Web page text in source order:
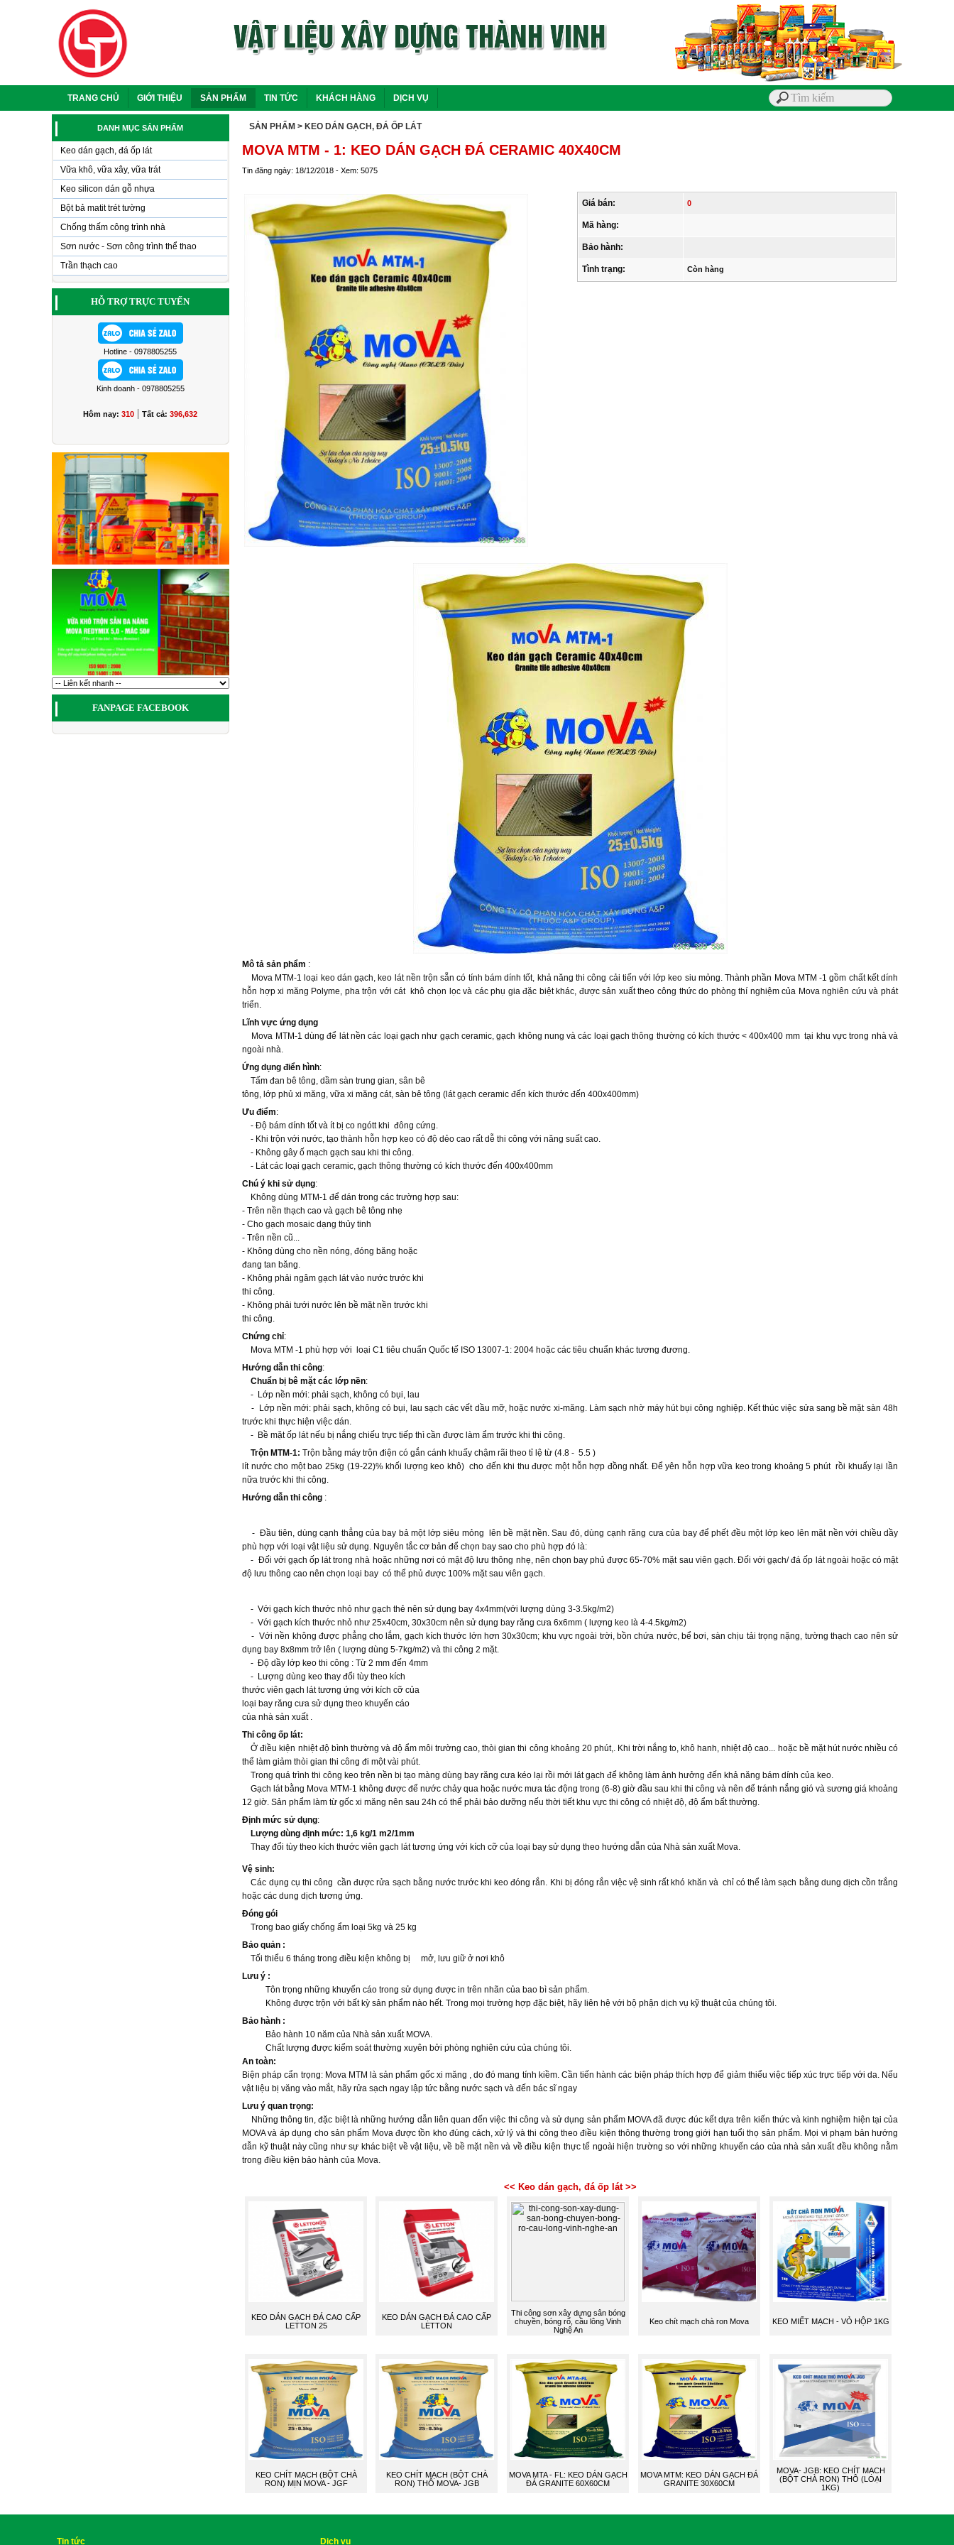
TRANG CHỦ GIỚI THIỆU SẢN PHẨM TIN TỨC KHÁCH HÀNG DỊCH VỤ
DANH MỤC SẢN PHẨM
Keo dán gạch, đá ốp lát
Vữa khô, vữa xây, vữa trát
Keo silicon dán gỗ nhựa
Bột bả matit trét tường
Chống thấm công trình nhà
Sơn nước - Sơn công trình thể thao
Trần thạch cao
HỖ TRỢ TRỰC TUYẾN
Hotline - 0978805255
Kinh doanh - 0978805255
Hôm nay: 310 | Tất cả: 396,632
FANPAGE FACEBOOK
SẢN PHẨM > KEO DÁN GẠCH, ĐÁ ỐP LÁT
MOVA MTM - 1: KEO DÁN GẠCH ĐÁ CERAMIC 40X40CM
Tin đăng ngày: 18/12/2018 - Xem: 5075
Giá bán: 0
Mã hàng:
Bảo hành:
Tình trạng: Còn hàng
Mô tả sản phẩm :
Mova MTM-1 loại keo dán gạch, keo lát nền trộn sẵn có tính bám dính tốt, khả năng thi công cải tiến với lớp keo siu mỏng. Thành phần Mova MTM -1 gồm chất kết dính
hỗn hợp xi măng Polyme, pha trộn với cát khô chọn lọc và các phụ gia đặc biệt khác, được sản xuất theo công thức do phòng thí nghiệm của Mova nghiên cứu và phát
triển.
Lĩnh vực ứng dụng
Mova MTM-1 dùng để lát nền các loại gạch như gạch ceramic, gạch không nung và các loại gạch thông thường có kích thước < 400x400 mm tại khu vực trong nhà và
ngoài nhà.
Ứng dụng điển hình:
Tấm đan bê tông, dầm sàn trung gian, sân bê
tông, lớp phủ xi măng, vữa xi măng cát, sàn bê tông (lát gạch ceramic đến kích thước đến 400x400mm)
Ưu điểm:
- Độ bám dính tốt và ít bị co ngótt khi đông cứng.
- Khi trộn với nước, tạo thành hỗn hợp keo có độ dẻo cao rất dễ thi công với năng suất cao.
- Không gây ố mạch gạch sau khi thi công.
- Lát các loại gạch ceramic, gạch thông thường có kích thước đến 400x400mm
Chú ý khi sử dụng:
Không dùng MTM-1 để dán trong các trường hợp sau:
- Trên nền thạch cao và gạch bê tông nhẹ
- Cho gạch mosaic dạng thủy tinh
- Trên nền cũ...
- Không dùng cho nền nóng, đóng băng hoặc
đang tan băng.
- Không phải ngâm gạch lát vào nước trước khi
thi công.
- Không phải tưới nước lên bề mặt nền trước khi
thi công.
Chứng chỉ:
Mova MTM -1 phù hợp với loại C1 tiêu chuẩn Quốc tế ISO 13007-1: 2004 hoặc các tiêu chuẩn khác tương đương.
Hướng dẫn thi công:
Chuẩn bị bê mặt các lớp nền:
- Lớp nền mới: phải sạch, không có bụi, lau
- Lớp nền mới: phải sạch, không có bụi, lau sạch các vết dầu mỡ, hoặc nước xi-măng. Làm sạch nhờ máy hút bụi công nghiệp. Kết thúc việc sửa sang bề mặt sàn 48h
trước khi thực hiện việc dán.
- Bề mặt ốp lát nếu bị nắng chiếu trực tiếp thì cần được làm ẩm trước khi thi công.
Trộn MTM-1: Trộn bằng máy trộn điện có gắn cánh khuấy chậm rãi theo tỉ lệ từ (4.8 - 5.5 )
lít nước cho một bao 25kg (19-22)% khối lượng keo khô) cho đến khi thu được một hỗn hợp đồng nhất. Để yên hỗn hợp vữa keo trong khoảng 5 phút rồi khuấy lại lần
nữa trước khi thi công.
Hướng dẫn thi công :
- Đầu tiên, dùng cạnh thẳng của bay bả một lớp siêu mỏng lên bề mặt nền. Sau đó, dùng cạnh răng cưa của bay để phết đều một lớp keo lên mặt nền với chiều dầy
phù hợp với loại vật liệu sử dụng. Nguyên tắc cơ bản để chọn bay sao cho phù hợp đó là:
- Đối với gạch ốp lát trong nhà hoặc những nơi có mật độ lưu thông nhẹ, nên chọn bay phủ được 65-70% mặt sau viên gạch. Đối với gạch/ đá ốp lát ngoài hoặc có mật
độ lưu thông cao nên chọn loại bay có thể phủ được 100% mặt sau viên gạch.
- Với gạch kích thước nhỏ như gạch thẻ nên sử dụng bay 4x4mm(với lượng dùng 3-3.5kg/m2)
- Với gạch kích thước nhỏ như 25x40cm, 30x30cm nên sử dụng bay răng cưa 6x6mm ( lượng keo là 4-4.5kg/m2)
- Với nền không được phẳng cho lắm, gạch kích thước lớn hơn 30x30cm; khu vực ngoài trời, bồn chứa nước, bể bơi, sàn chịu tải trọng nặng, tường thạch cao nên sử
dụng bay 8x8mm trở lên ( lượng dùng 5-7kg/m2) và thi công 2 mặt.
- Độ dầy lớp keo thi công : Từ 2 mm đến 4mm
- Lượng dùng keo thay đổi tùy theo kích
thước viên gạch lát tương ứng với kích cỡ của
loại bay răng cưa sử dụng theo khuyến cáo
của nhà sản xuất .
Thi công ốp lát:
Ở điều kiện nhiệt độ bình thường và độ ẩm môi trường cao, thòi gian thi công khoảng 20 phút,. Khi trời nắng to, khô hanh, nhiệt độ cao... hoặc bề mặt hút nước nhiều có
thể làm giảm thòi gian thi công đi một vài phút.
Trong quá trình thi công keo trên nền bị tạo màng dùng bay răng cưa kéo lại rồi mới lát gạch để không làm ảnh hưởng đến khả năng bám dính của keo.
Gạch lát bằng Mova MTM-1 không được để nước chảy qua hoặc nước mưa tác động trong (6-8) giờ đầu sau khi thi công và nên để tránh nắng gió và sương giá khoảng
12 giờ. Sản phẩm làm từ gốc xi măng nên sau 24h có thể phải bảo dưỡng nếu thời tiết khu vực thi công có nhiệt độ, độ ẩm bất thường.
Định mức sử dụng:
Lượng dùng định mức: 1,6 kg/1 m2/1mm
Thay đổi tùy theo kích thước viên gạch lát tương ứng với kích cỡ của loại bay sử dụng theo hướng dẫn của Nhà sản xuất Mova.
Vệ sinh:
Các dụng cụ thi công cần được rửa sạch bằng nước trước khi keo đóng rắn. Khi bị đóng rắn việc vệ sinh rất khó khăn và chỉ có thể làm sạch bằng dung dịch cồn trắng
hoặc các dung dịch tương ứng.
Đóng gói
Trong bao giấy chống ẩm loại 5kg và 25 kg
Bảo quản :
Tối thiểu 6 tháng trong điều kiện không bị mở, lưu giữ ở nơi khô
Lưu ý :
Tôn trọng những khuyến cáo trong sử dụng được in trên nhãn của bao bì sản phẩm.
Không được trộn với bất kỳ sản phẩm nào hết. Trong mọi trường hợp đặc biệt, hãy liên hệ với bộ phận dịch vụ kỹ thuật của chúng tôi.
Bảo hành :
Bảo hành 10 năm của Nhà sản xuất MOVA.
Chất lượng được kiểm soát thường xuyên bởi phòng nghiên cứu của chúng tôi.
An toàn:
Biện pháp cẩn trọng: Mova MTM là sản phẩm gốc xi măng , do đó mang tính kiềm. Cần tiến hành các biện pháp thích hợp để giảm thiểu việc tiếp xúc trực tiếp với da. Nếu
vật liệu bị văng vào mắt, hãy rửa sạch ngay lập tức bằng nước sạch và đến bác sĩ ngay
Lưu ý quan trọng:
Những thông tin, đặc biệt là những hướng dẫn liên quan đến việc thi công và sử dụng sản phẩm MOVA đã được đúc kết dựa trên kiến thức và kinh nghiệm hiện tại của
MOVA và áp dụng cho sản phẩm Mova được tồn kho đúng cách, xử lý và thi công theo điều kiện thông thường trong giới hạn tuổi thọ sản phẩm. Mọi vi phạm bản hướng
dẫn kỹ thuật này cũng như sự khác biệt về vật liệu, về bề mặt nền và về điều kiện thực tế ngoài hiện trường so với những khuyến cáo của nhà sản xuất đều không nằm
trong điều kiện bảo hành của Mova.
<< Keo dán gạch, đá ốp lát >>
KEO DÁN GẠCH ĐÁ CAO CẤP
LETTON 25
KEO DÁN GẠCH ĐÁ CAO CẤP
LETTON
Thi công sơn xây dựng sân bóng
chuyền, bóng rổ, cầu lông Vinh
Nghệ An
Keo chít mạch chà ron Mova KEO MIẾT MẠCH - VỎ HỘP 1KG
KEO CHÍT MẠCH (BỘT CHÀ
RON) MỊN MOVA - JGF
KEO CHÍT MẠCH (BỘT CHÀ
RON) THÔ MOVA- JGB
MOVA MTA - FL: KEO DÁN GẠCH
ĐÁ GRANITE 60X60CM
MOVA MTM: KEO DÁN GẠCH ĐÁ
GRANITE 30X60CM
MOVA- JGB: KEO CHÍT MẠCH
(BỘT CHÀ RON) THÔ (LOẠI
1KG)
Tin tức Dịch vụ